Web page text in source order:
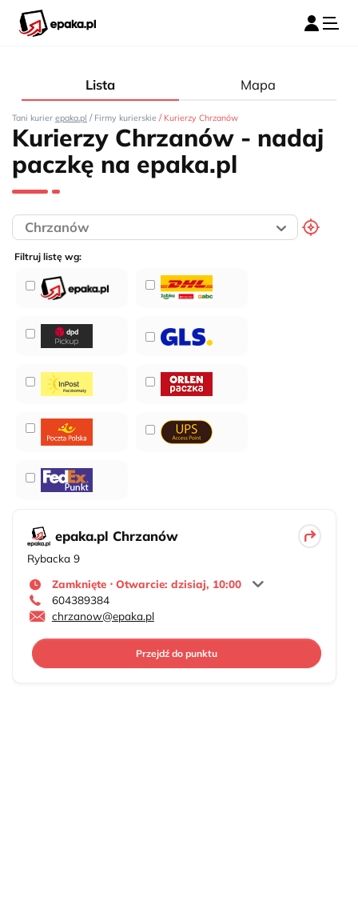
Lista Mapa
Tani kurier epaka.pl / Firmy kurierskie / Kurierzy Chrzanów
Kurierzy Chrzanów - nadaj
paczkę na epaka.pl
Filtruj listę wg:
epaka.pl Chrzanów
Rybacka 9
Zamknięte ⋅ Otwarcie: dzisiaj, 10:00
604389384
chrzanow@epaka.pl
Przejdź do punktu